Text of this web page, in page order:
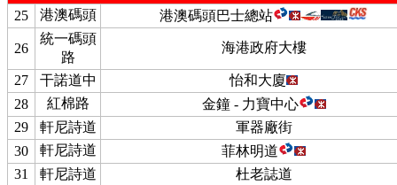
25
港澳碼頭 港澳碼頭巴士總站
26
統一碼頭
路
海港政府大樓
27 干諾道中
怡和大廈
28
紅棉路
金鐘 - 力寶中心
29
軒尼詩道
軍器廠街
30
軒尼詩道
菲林明道
31
軒尼詩道
杜老誌道